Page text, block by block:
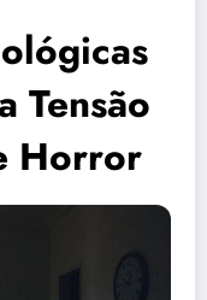
Tensão
Horror